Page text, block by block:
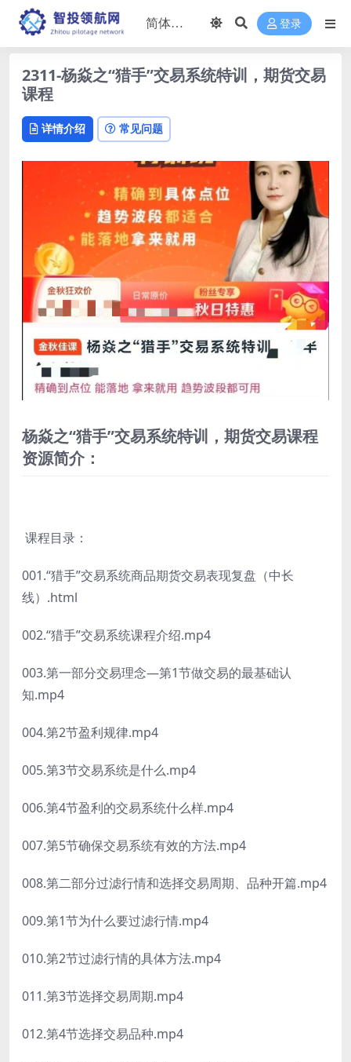
登录
2311-杨焱之“猎手”交易系统特训，期货交易
课程
详情介绍 常见问题
杨焱之“猎手”交易系统特训，期货交易课程
资源简介：
课程目录：
001.“猎手”交易系统商品期货交易表现复盘（中长
线）.html
002.“猎手”交易系统课程介绍.mp4
003.第一部分交易理念—第1节做交易的最基础认
知.mp4
004.第2节盈利规律.mp4
005.第3节交易系统是什么.mp4
006.第4节盈利的交易系统什么样.mp4
007.第5节确保交易系统有效的方法.mp4
008.第二部分过滤行情和选择交易周期、品种开篇.mp4
009.第1节为什么要过滤行情.mp4
010.第2节过滤行情的具体方法.mp4
011.第3节选择交易周期.mp4
012.第4节选择交易品种.mp4